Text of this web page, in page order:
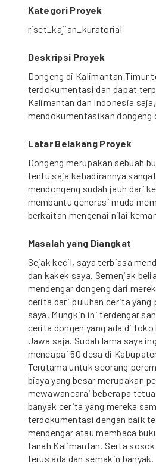
Kategori Proyek
riset_kajian_kuratorial
Deskripsi Proyek
Dongeng di Kalimantan Timur
terdokumentasi dan dapat
Kalimantan dan Indonesia
mendokumentasikan dongeng
Latar Belakang Proyek
Dongeng merupakan sebuah
tentu saja kehadirannya
mendongeng sudah jauh dari
membantu generasi muda
berkaitan mengenai nilai
Masalah yang Diangkat
Sejak kecil, saya terbiasa
dan kakek saya. Semenjak
mendengar dongeng dari
cerita dari puluhan cerita yang
saya. Mungkin ini terdengar
cerita dongen yang ada di
Jawa saja. Sudah lama saya
mencapai 50 desa di
Terutama untuk seorang
biaya yang besar merupakan
mewawancarai beberapa
banyak cerita yang mereka
terdokumentasi dengan baik
mendengar atau membaca
tanah Kalimantan. Serta
terus ada dan semakin banyak.